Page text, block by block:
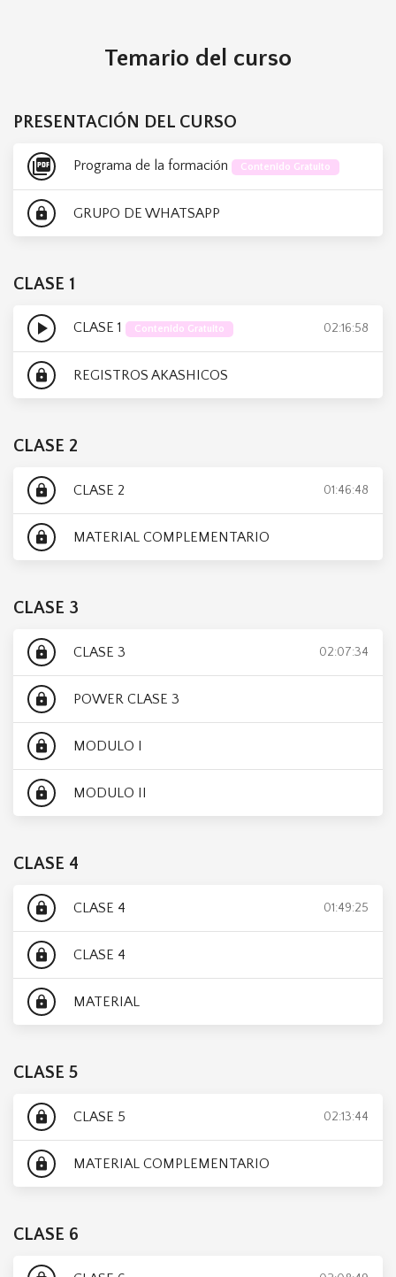
Temario del curso
PRESENTACIÓN DEL CURSO
picture_as_pdf Programa de la formación Contenido Gratuito
lock GRUPO DE WHATSAPP
CLASE 1
play_arrow CLASE 1 Contenido Gratuito 02:16:58
lock REGISTROS AKASHICOS
CLASE 2
lock CLASE 2 01:46:48
lock MATERIAL COMPLEMENTARIO
CLASE 3
lock CLASE 3 02:07:34
lock POWER CLASE 3
lock MODULO I
lock MODULO II
CLASE 4
lock CLASE 4 01:49:25
lock CLASE 4
lock MATERIAL
CLASE 5
lock CLASE 5 02:13:44
lock MATERIAL COMPLEMENTARIO
CLASE 6